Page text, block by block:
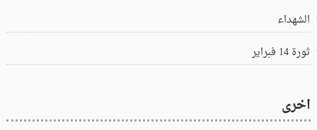
الشهداء
ثورة 14 فبراير
اخرى